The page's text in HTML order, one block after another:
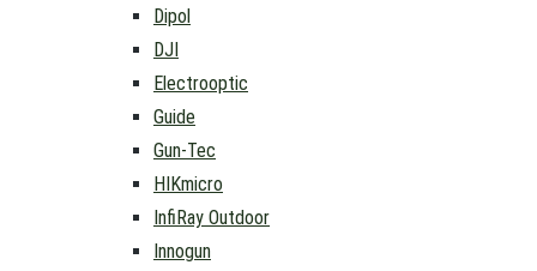
Dipol
DJI
Electrooptic
Guide
Gun-Tec
HIKmicro
InfiRay Outdoor
Innogun